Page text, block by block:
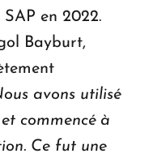
en 2022.
Bayburt,
avons utilisé
commencé à
Ce fut une